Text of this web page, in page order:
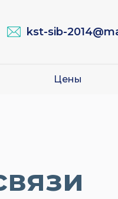
kst-sib-
Цены